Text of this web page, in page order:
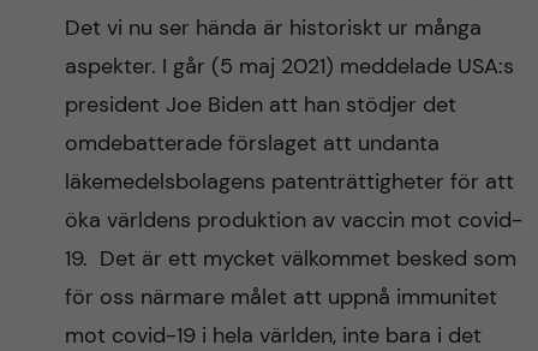
Det vi nu ser hända är historiskt ur många
aspekter. I går (5 maj 2021) meddelade USA:s
president Joe Biden att han stödjer det
omdebatterade förslaget att undanta
läkemedelsbolagens patenträttigheter för att
öka världens produktion av vaccin mot covid-
19. Det är ett mycket välkommet besked som
för oss närmare målet att uppnå immunitet
mot covid-19 i hela världen, inte bara i det